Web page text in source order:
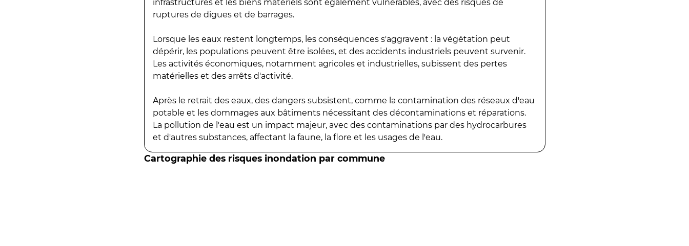
infrastructures et les biens matériels sont également vulnérables, avec des risques de
ruptures de digues et de barrages.
Lorsque les eaux restent longtemps, les conséquences s'aggravent : la végétation peut
dépérir, les populations peuvent être isolées, et des accidents industriels peuvent survenir.
Les activités économiques, notamment agricoles et industrielles, subissent des pertes
matérielles et des arrêts d'activité.
Après le retrait des eaux, des dangers subsistent, comme la contamination des réseaux d'eau
potable et les dommages aux bâtiments nécessitant des décontaminations et réparations.
La pollution de l'eau est un impact majeur, avec des contaminations par des hydrocarbures
et d'autres substances, affectant la faune, la flore et les usages de l'eau.
Cartographie des risques inondation par commune